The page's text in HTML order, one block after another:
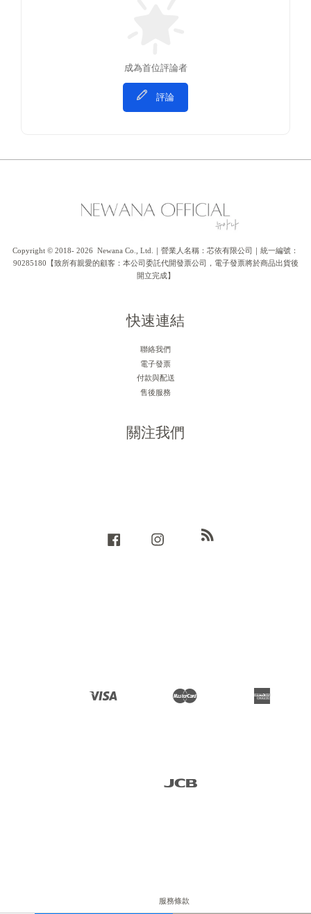
成為首位評論者
評論
Copyright © 2018- 2026  Newana Co., Ltd.｜營業人名稱：芯依有限公司｜統一編號：
90285180【致所有親愛的顧客：本公司委託代開發票公司，電子發票將於商品出貨後
開立完成】
快速連結
聯絡我們
電子發票
付款與配送
售後服務
關注我們
服務條款